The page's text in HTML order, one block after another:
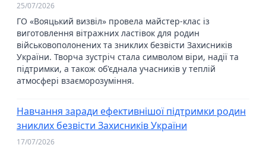
25/07/2026
ГО «Вояцький визвіл» провела майстер-клас із
виготовлення вітражних ластівок для родин
військовополонених та зниклих безвісти Захисників
України. Творча зустріч стала символом віри, надії та
підтримки, а також об'єднала учасників у теплій
атмосфері взаєморозуміння.
Навчання заради ефективнішої підтримки родин
зниклих безвісти Захисників України
17/07/2026